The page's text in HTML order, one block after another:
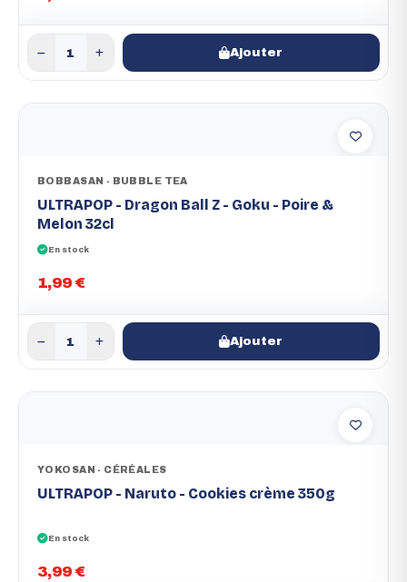
Ajouter
BOBBASAN - BUBBLE TEA
ULTRAPOP - Dragon Ball Z - Goku - Poire &
Melon 32cl
En stock
1,99 €
Ajouter
YOKOSAN - CÉRÉALES
ULTRAPOP - Naruto - Cookies crème 350g
En stock
3,99 €